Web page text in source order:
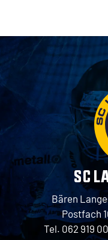
SC
Bären
Postfach
Tel. 062 919